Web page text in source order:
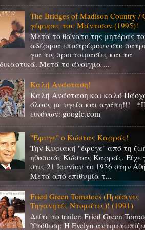
The Bridges of Madison Country /
γέφυρες του Μάντισον (1995)!
Μετά το θάνατο της μητέρας
αδέρφια επιστρέφουν στο
για τις προετοιμασίες και τα
Μετά το άνοιγμα ...
Καλή Ανάσταση!
Καλή Ανάσταση και καλό
όλους με υγεία και αγάπη!!!
εικόνων: google.com
"Έφυγε" ο Κώστας Καρράς!
Την Κυριακή "έφυγε" από τη
ηθοποιός Κώστας Καρράς. Είχε
στις 21 Ιουνίου το 1936 στην
Μετά από επιθυμία τ...
Fried Green Tomatoes (Πράσινες
Τηγανητές Ντομάτες)! (1991)
Δείτε το trailer: Fried Green
Υπόθεση: Η Evelyn